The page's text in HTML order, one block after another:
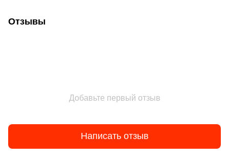
Отзывы
Добавьте первый отзыв
Написать отзыв